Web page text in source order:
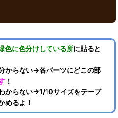
色に色分けしている所に貼ると
からない→各パーツにどこの部
！
からない→1/10サイズをテープ
めるよ！